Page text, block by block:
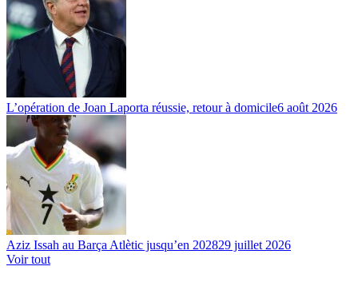
L’opération de Joan Laporta réussie, retour à domicile6 août 2026
Aziz Issah au Barça Atlètic jusqu’en 202829 juillet 2026
Voir tout